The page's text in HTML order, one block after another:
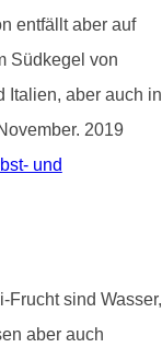
entfällt aber auf
Südkegel von
Italien, aber auch in
2019
und
Frucht sind Wasser,
aber auch